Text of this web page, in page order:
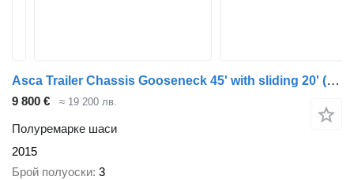
Asca Trailer Chassis Gooseneck 45' with sliding 20' (664809)
9 800 €
≈ 19 200 лв.
Полуремарке шаси
2015
Брой полуоски 3